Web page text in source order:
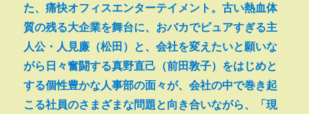
た、痛快オフィスエンターテイメント。古い熱血体
質の残る大企業を舞台に、おバカでピュアすぎる主
人公・人見廉（松田）と、会社を変えたいと願いな
がら日々奮闘する真野直己（前田敦子）をはじめと
する個性豊かな人事部の面々が、会社の中で巻き起
こる社員のさまざまな問題と向き合いながら、「現